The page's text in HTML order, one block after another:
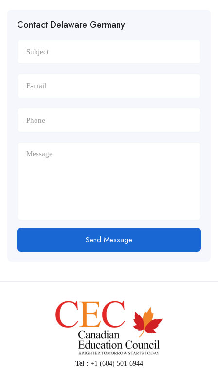
Contact Delaware Germany
Send Message
Tel : +1 (604) 501-6944